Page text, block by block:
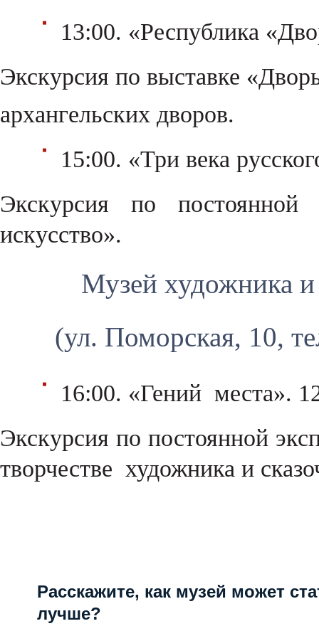
13:00. «Республика
Экскурсия по выставке
архангельских дворов.
15:00. «Три века
Экскурсия по постоянной
искусство».
Музей художника
(ул. Поморская, 10,
16:00. «Гений места».
Экскурсия по постоянной
творчестве художника и
Расскажите, как музей может
лучше?